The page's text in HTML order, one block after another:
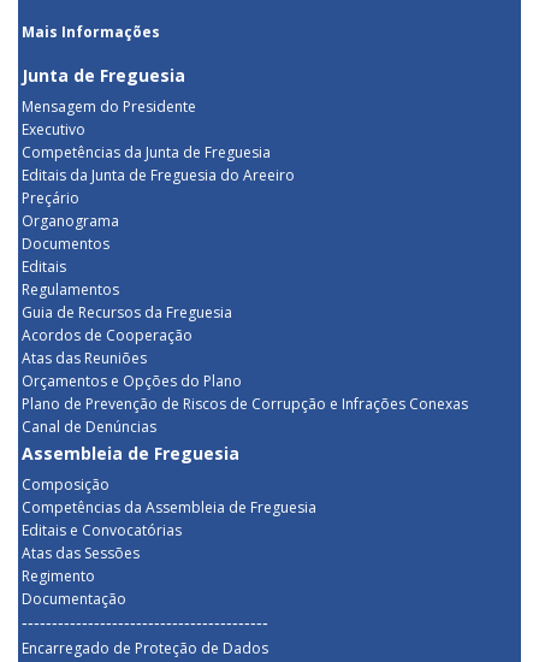
Mais Informações
Junta de Freguesia
Mensagem do Presidente
Executivo
Competências da Junta de Freguesia
Editais da Junta de Freguesia do Areeiro
Preçário
Organograma
Documentos
Editais
Regulamentos
Guia de Recursos da Freguesia
Acordos de Cooperação
Atas das Reuniões
Orçamentos e Opções do Plano
Plano de Prevenção de Riscos de Corrupção e Infrações Conexas
Canal de Denúncias
Assembleia de Freguesia
Composição
Competências da Assembleia de Freguesia
Editais e Convocatórias
Atas das Sessões
Regimento
Documentação
-----------------------------------------
Encarregado de Proteção de Dados